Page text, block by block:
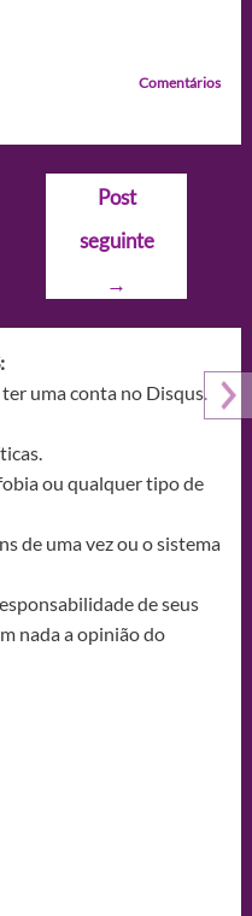
Comentários
Post
seguinte
→
uma conta no Disqus.
ou qualquer tipo de
de uma vez ou o sistema
de seus
nada a opinião do